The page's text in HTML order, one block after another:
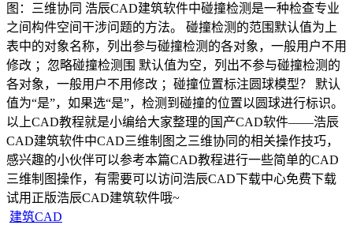
图：三维协同 浩辰CAD建筑软件中碰撞检测是一种检查专业
之间构件空间干涉问题的方法。 碰撞检测的范围默认值为上
表中的对象名称，列出参与碰撞检测的各对象，一般用户不用
修改 ；忽略碰撞检测围 默认值为空，列出不参与碰撞检测的
各对象，一般用户不用修改 ；碰撞位置标注圆球模型？ 默认
值为“是”，如果选“是”，检测到碰撞的位置以圆球进行标识。
以上CAD教程就是小编给大家整理的国产CAD软件——浩辰
CAD建筑软件中CAD三维制图之三维协同的相关操作技巧，
感兴趣的小伙伴可以参考本篇CAD教程进行一些简单的CAD
三维制图操作，有需要可以访问浩辰CAD下载中心免费下载
试用正版浩辰CAD建筑软件哦~
建筑CAD